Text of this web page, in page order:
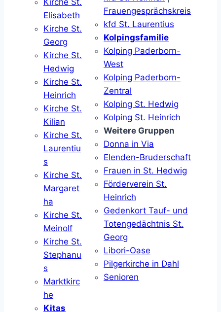
Kirche St.
Elisabeth
Kirche St.
Georg
Kirche St.
Hedwig
Kirche St.
Heinrich
Kirche St.
Kilian
Kirche St.
Laurentiu
s
Kirche St.
Margaret
ha
Kirche St.
Meinolf
Kirche St.
Stephanu
s
Marktkirc
he
Kitas
Frauengesprächskreis
kfd St. Laurentius
Kolpingsfamilie
Kolping Paderborn-
West
Kolping Paderborn-
Zentral
Kolping St. Hedwig
Kolping St. Heinrich
Weitere Gruppen
Donna in Via
Elenden-Bruderschaft
Frauen in St. Hedwig
Förderverein St.
Heinrich
Gedenkort Tauf- und
Totengedächtnis St.
Georg
Libori-Oase
Pilgerkirche in Dahl
Senioren